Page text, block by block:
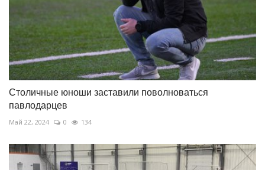
Столичные юноши заставили поволноваться
павлодарцев
Май 22, 2024 0 134